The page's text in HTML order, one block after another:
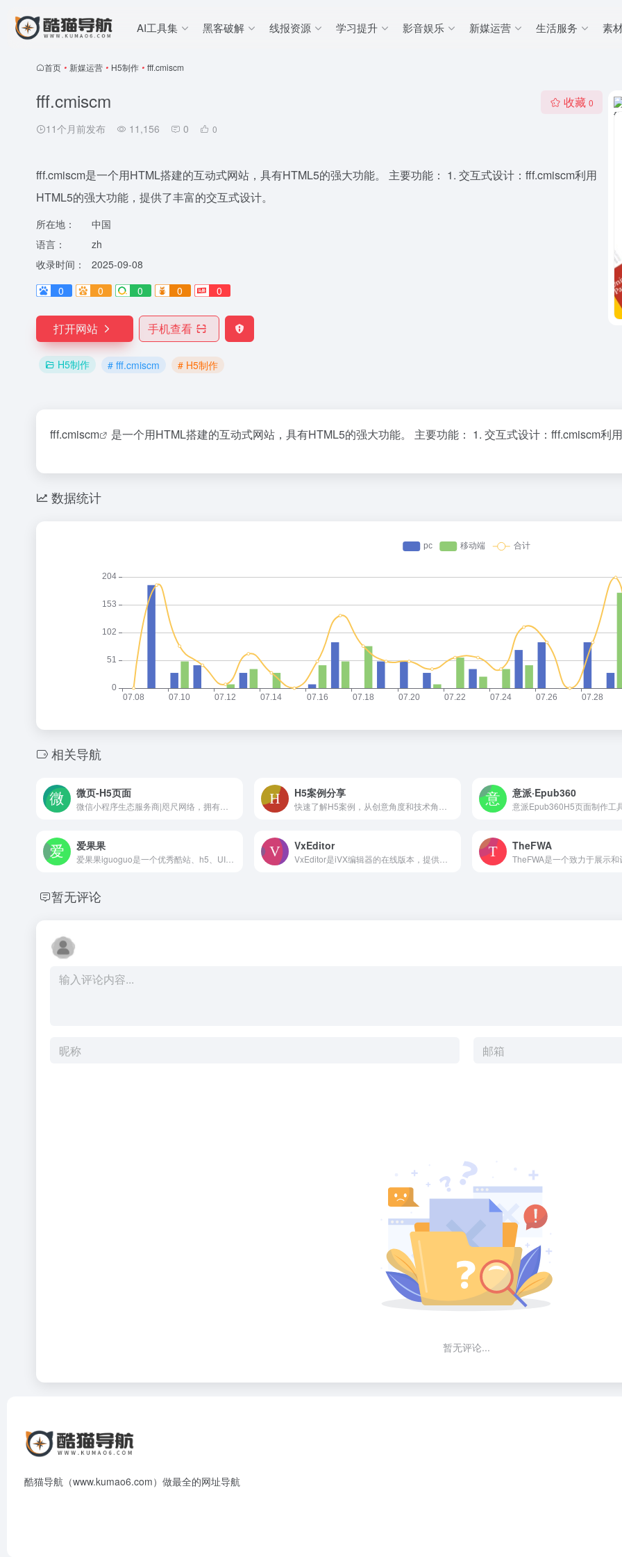
AI工具集 黑客破解 线报资源 学习提升 影音娱乐 新媒运营 生活服务 素
首页 • 新媒运营 • H5制作 • fff.cmiscm
fff.cmiscm
11个月前发布 11,156 0 0
收藏 0
fff.cmiscm是一个用HTML搭建的互动式网站，具有HTML5的强大功能。 主要功能： 1. 交互式设计：fff.cmiscm利用
HTML5的强大功能，提供了丰富的交互式设计。
所在地：
中国
语言：
zh
收录时间：
2025-09-08
0
0 0 0 0
打开网站 手机查看
H5制作 # fff.cmiscm # H5制作
fff.cmiscm 是一个用HTML搭建的互动式网站，具有HTML5的强大功能。 主要功能： 1. 交互式设计：fff.cmiscm利
数据统计
相关导航
微页-H5页面 H5案例分享 意派·Epub360
爱果果 VxEditor TheFWA
暂无评论
暂无评论...
酷猫导航（www.kumao6.com）做最全的网址导航